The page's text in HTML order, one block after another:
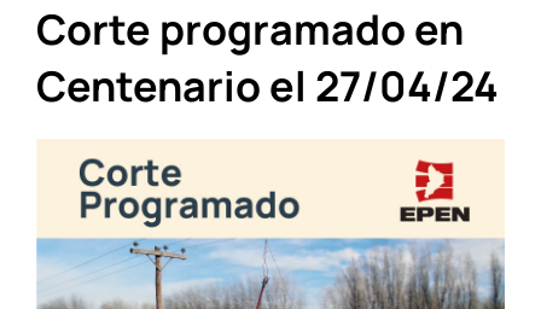
Corte programado en
Centenario el 27/04/24